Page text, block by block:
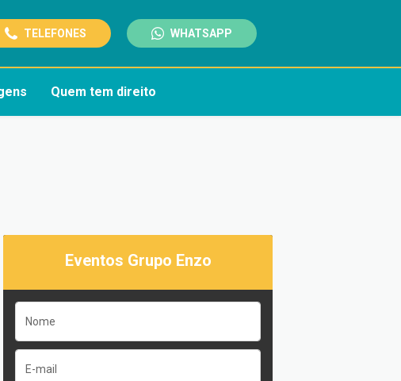
TELEFONES WHATSAPP
Quem tem direito
Eventos Grupo Enzo